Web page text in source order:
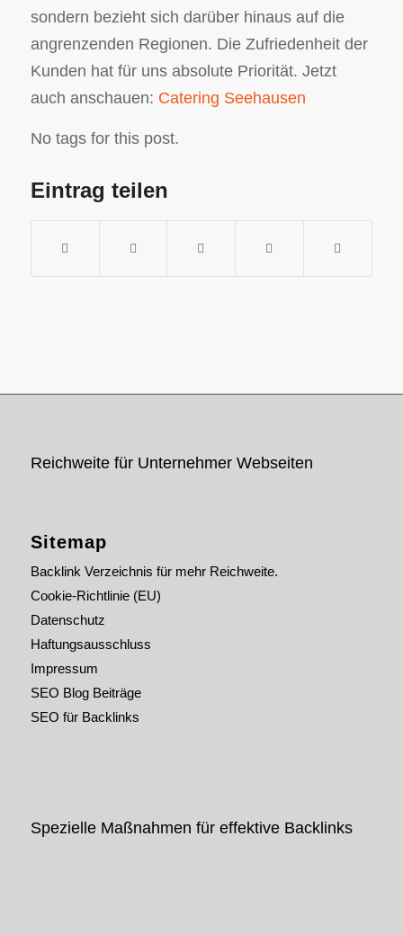
sondern bezieht sich darüber hinaus auf die
angrenzenden Regionen. Die Zufriedenheit der
Kunden hat für uns absolute Priorität. Jetzt
auch anschauen: Catering Seehausen
No tags for this post.
Eintrag teilen
Reichweite für Unternehmer Webseiten
Sitemap
Backlink Verzeichnis für mehr Reichweite.
Cookie-Richtlinie (EU)
Datenschutz
Haftungsausschluss
Impressum
SEO Blog Beiträge
SEO für Backlinks
Spezielle Maßnahmen für effektive Backlinks